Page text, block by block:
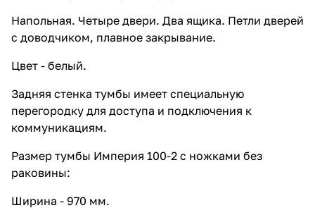
60 белая
10 548 ₽ x 1 шт11 720 ₽
20 L/R, белый
5 013 ₽ x 1 шт
Шкаф навесной Francesca Империя
30 L/R, белый
Шкаф навесной Francesca Империя
40 белый
Шкаф навесной Francesca Империя
Напольная. Четыре двери. Два ящика. Петли дверей
с доводчиком, плавное закрывание.
Цвет - белый.
Задняя стенка тумбы имеет специальную
перегородку для доступа и подключения к
коммуникациям.
Размер тумбы Империя 100-2 с ножками без
раковины:
Ширина - 970 мм.